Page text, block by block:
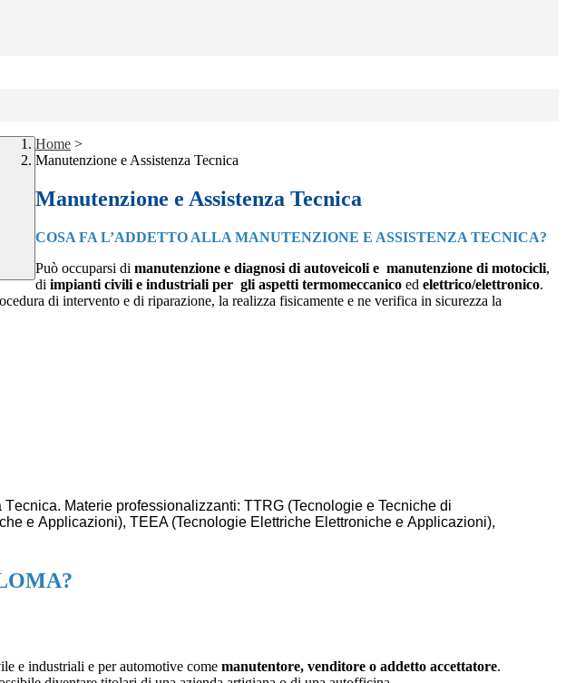
Home >
Manutenzione e Assistenza Tecnica
Manutenzione e Assistenza Tecnica
COSA FA L’ADDETTO ALLA MANUTENZIONE E ASSISTENZA TECNICA?
Può occuparsi di manutenzione e diagnosi di autoveicoli e manutenzione di motocicli,
di impianti civili e industriali per gli aspetti termomeccanico ed elettrico/elettronico.
di intervento e di riparazione, la realizza fisicamente e ne verifica in sicurezza la
Tecnica. Materie professionalizzanti: TTRG (Tecnologie e Tecniche di
he e Applicazioni), TEEA (Tecnologie Elettriche Elettroniche e Applicazioni),
e industriali e per automotive come manutentore, venditore o addetto accettatore.